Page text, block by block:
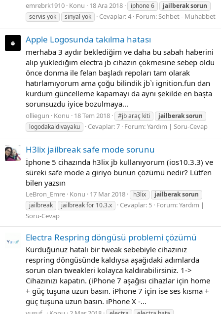
emrebrk1910 Konu 18 Ara 2018 iphone 6 jailberaksorun
servis yok
sinyal yok Cevaplar: 4 Forum:Sohbet - Muhabbet
Apple Logosunda takılma hatası
merhaba 3 aydır beklediğim ve daha bu sabah haberini
alıp yüklediğim electra jb cihazın çökmesine sebep oldu
önce donma ile felan başladı repoları tam olarak
hatırlamıyorum ama çoğu bilindik jb`ı ignition.fun dan
kurdum güncelleme kapamayı da aynı şekilde en başta
sorunsuzdu iyice bozulmaya...
olliegun Konu 18 Tem 2018 #jb araç kiti jailberaksorun
logodakaldıvayaku
Cevaplar: 7 Forum:Yardım | Soru-Cevap
H3lix jailbreak safe mode sorunu
İphone 5 cihazında h3lix jb kullanıyorum (ios10.3.3) ve
süreki safe mode a giriyo bunun çözümü nedir? Lütfen
bilen yazsın
LeBron_Emre Konu 17 Mar 2018 h3lix jailberaksorun
jailbreak
jailbreak for 10.3.x Cevaplar: 5 Forum:Yardım |
Soru-Cevap
Electra Respring döngüsü problemi çözümü
Kurduğunuz hatalı bir tweak sebebiyle cihazınız
respring döngüsünde kaldıysa aşağıdaki adımlarda
sorun olan tweakleri kolayca kaldırabilirsiniz. 1->
Cihazınızı kapatın. (iPhone 7 aşağısı cihazlar için home
+ güç tuşuna uzun basın. iPhone 7 için ise ses kısma +
güç tuşuna uzun basın. iPhone X -...